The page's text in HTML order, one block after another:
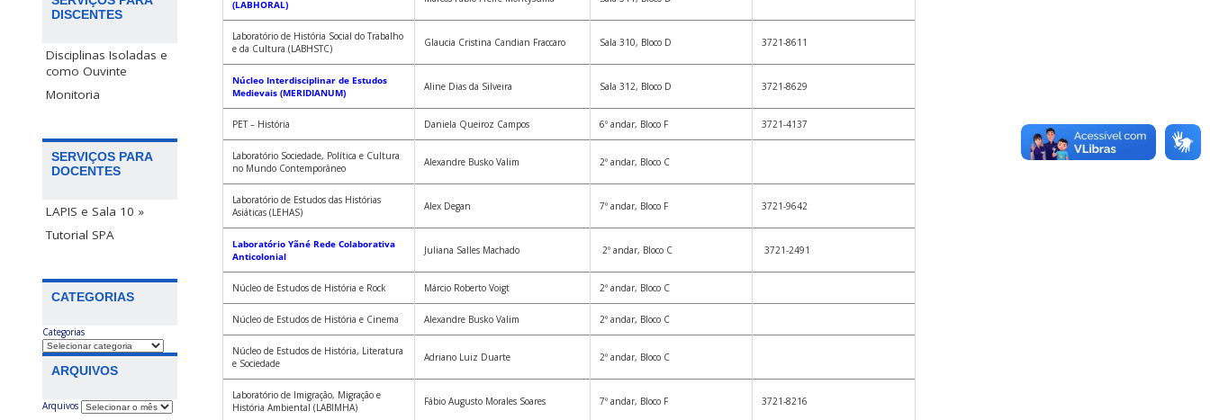
DISCENTES
Disciplinas Isoladas e
como Ouvinte
Monitoria
SERVIÇOS PARA
DOCENTES
LAPIS e Sala 10 »
Tutorial SPA
CATEGORIAS
Categorias
ARQUIVOS
Arquivos
(LABHORAL)
Laboratório de História Social do Trabalho
e da Cultura (LABHSTC)
Glaucia Cristina Candian Fraccaro Sala 310, Bloco D 3721-8611
Núcleo Interdisciplinar de Estudos
Medievais (MERIDIANUM)
Aline Dias da Silveira Sala 312, Bloco D 3721-8629
PET – História Daniela Queiroz Campos 6º andar, Bloco F 3721-4137
Laboratório Sociedade, Política e Cultura
no Mundo Contemporâneo
Alexandre Busko Valim 2º andar, Bloco C
Laboratório de Estudos das Histórias
Asiáticas (LEHAS)
Alex Degan 7º andar, Bloco F 3721-9642
Laboratório Yãné Rede Colaborativa
Anticolonial
Juliana Salles Machado 2º andar, Bloco C 3721-2491
Núcleo de Estudos de História e Rock Márcio Roberto Voigt 2º andar, Bloco C
Núcleo de Estudos de História e Cinema Alexandre Busko Valim 2º andar, Bloco C
Núcleo de Estudos de História, Literatura
e Sociedade
Adriano Luiz Duarte 2º andar, Bloco C
Laboratório de Imigração, Migração e
História Ambiental (LABIMHA)
Fábio Augusto Morales Soares 7º andar, Bloco F 3721-8216